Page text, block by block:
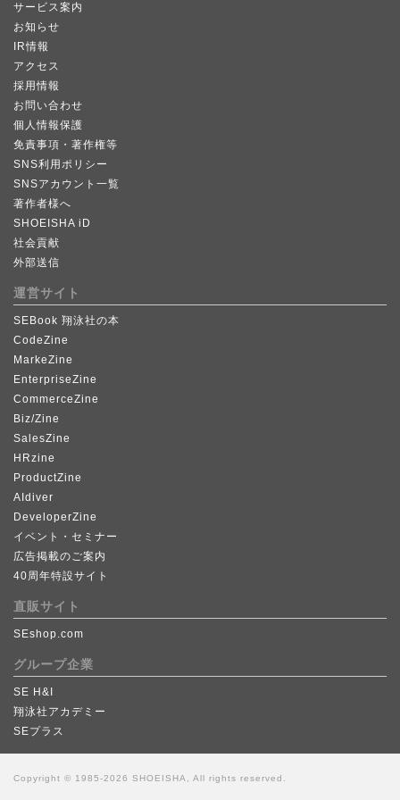
サービス案内
お知らせ
IR情報
アクセス
採用情報
お問い合わせ
個人情報保護
免責事項・著作権等
SNS利用ポリシー
SNSアカウント一覧
著作者様へ
SHOEISHA iD
社会貢献
外部送信
運営サイト
SEBook 翔泳社の本
CodeZine
MarkeZine
EnterpriseZine
CommerceZine
Biz/Zine
SalesZine
HRzine
ProductZine
AIdiver
DeveloperZine
イベント・セミナー
広告掲載のご案内
40周年特設サイト
直販サイト
SEshop.com
グループ企業
SE H&I
翔泳社アカデミー
SEプラス
Copyright © 1985-2026 SHOEISHA, All rights reserved.